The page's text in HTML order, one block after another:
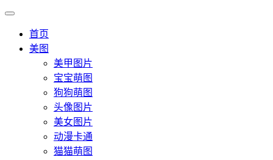
首页
美图
美甲图片
宝宝萌图
狗狗萌图
头像图片
美女图片
动漫卡通
猫猫萌图